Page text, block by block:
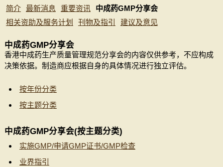
简介 最新消息 重要资讯
中成药GMP分享会
相关资助及服务计划
刊物及指引 建议及意见
中成药GMP分享会
香港中成药生产质量管理规范分享会的内容仅供参考，不应构成
决策依据。制造商应根据自身的具体情况进行独立评估。
按年份分类
按主题分类
中成药GMP分享会(按主题分类)
实施GMP/申请GMP证书/GMP检查
业界指引